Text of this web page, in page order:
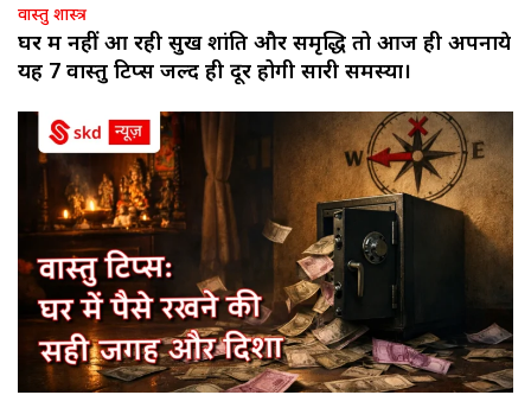
वास्तु शास्त्र
घर में नहीं आ रही सुख शांति और समृद्धि तो आज ही अपनाये
यह 7 वास्तु टिप्स जल्द ही दूर होगी सारी समस्या।